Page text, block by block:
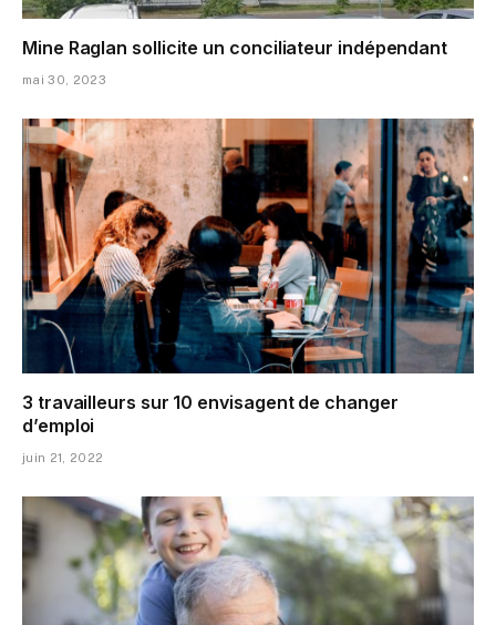
Mine Raglan sollicite un conciliateur indépendant
mai 30, 2023
3 travailleurs sur 10 envisagent de changer
d’emploi
juin 21, 2022